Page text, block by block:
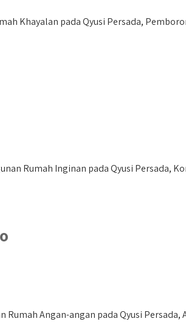
Khayalan pada Qyusi Persada,
Rumah Inginan pada Qyusi Persada,
Angan-angan pada Qyusi